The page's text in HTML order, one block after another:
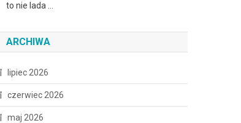
to nie lada …
ARCHIWA
lipiec 2026
czerwiec 2026
maj 2026